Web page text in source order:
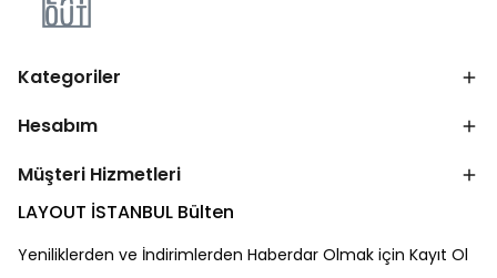
Kategoriler
Hesabım
Müşteri Hizmetleri
LAYOUT İSTANBUL Bülten
Yeniliklerden ve İndirimlerden Haberdar Olmak için Kayıt Ol